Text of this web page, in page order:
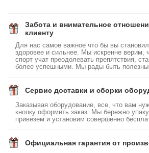
Забота и внимательное
клиенту
Для нас самое важное что бы вы
здоровее и сильнее. Мы искренне верим,
спорт учат преодолевать препятствия,
более успешными. Мы рады быть
Сервис доставки и сборки
Заказывая оборудование, все, что вам
кнопку оформить заказ. Мы бережно
привезем и установим совершенно
Официальная гарантия от